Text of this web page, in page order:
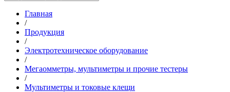
Главная
/
Продукция
/
Электротехническое оборудование
/
Мегаомметры, мультиметры и прочие тестеры
/
Мультиметры и токовые клещи